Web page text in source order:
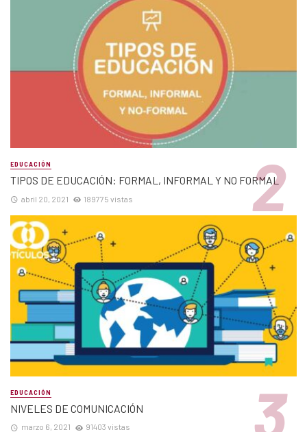
EDUCACIÓN
TIPOS DE EDUCACIÓN: FORMAL, INFORMAL Y NO FORMAL
abril 20, 2021 189775 vistas
EDUCACIÓN
NIVELES DE COMUNICACIÓN
marzo 6, 2021 91403 vistas